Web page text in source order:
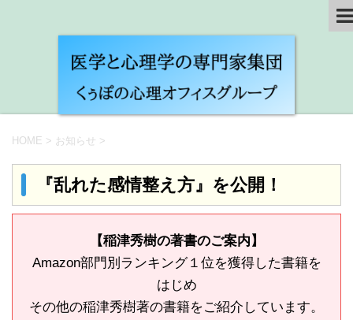
HOME > お知らせ >
『乱れた感情整え方』を公開！
【稲津秀樹の著書のご案内】
Amazon部門別ランキング１位を獲得した書籍を
はじめ
その他の稲津秀樹著の書籍をご紹介しています。